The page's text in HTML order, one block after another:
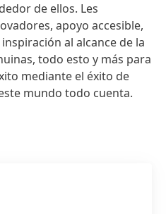
de ellos. Les
apoyo accesible,
al alcance de la
todo esto y más para
mediante el éxito de
mundo todo cuenta.